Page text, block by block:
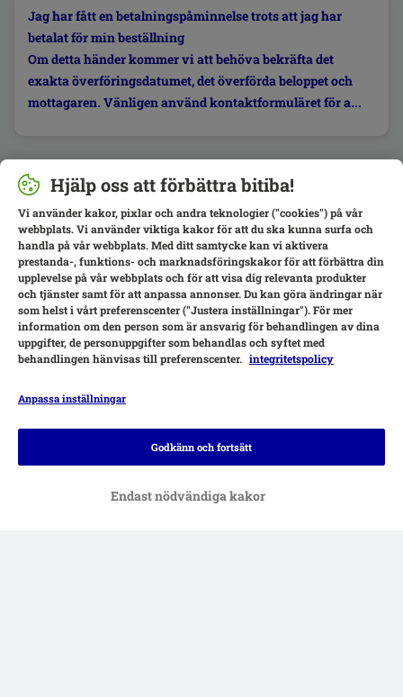
Jag har fått en betalningspåminnelse trots att jag har
betalat för min beställning
Om detta händer kommer vi att behöva bekräfta det
exakta överföringsdatumet, det överförda beloppet och
mottagaren. Vänligen använd kontaktformuläret för a...
Betalningsalternativ
Hjälp oss att förbättra bitiba!
Vi använder kakor, pixlar och andra teknologier ("cookies") på vår
webbplats. Vi använder viktiga kakor för att du ska kunna surfa och
handla på vår webbplats. Med ditt samtycke kan vi aktivera
prestanda-, funktions- och marknadsföringskakor för att förbättra din
upplevelse på vår webbplats och för att visa dig relevanta produkter
och tjänster samt för att anpassa annonser. Du kan göra ändringar när
som helst i vårt preferenscenter ("Justera inställningar"). För mer
information om den person som är ansvarig för behandlingen av dina
uppgifter, de personuppgifter som behandlas och syftet med
behandlingen hänvisas till preferenscenter. integritetspolicy
Anpassa inställningar
Endast nödvändiga kakor
Godkänn och fortsätt